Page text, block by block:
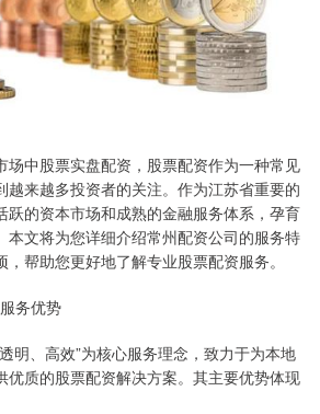
场中股票实盘配资，股票配资作为一种常见
越来越多投资者的关注。作为江苏省重要的
跃的资本市场和成熟的金融服务体系，孕育
本文将为您详细介绍常州配资公司的服务特
帮助您更好地了解专业股票配资服务。
务优势
明、高效”为核心服务理念，致力于为本地
优质的股票配资解决方案。其主要优势体现